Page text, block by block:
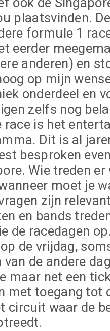
plaatsvinden.
formule 1
eerder
anderen) en
op mijn
onderdeel en
zelfs nog
race is het
Dit is al
besproken
Wie treden er
moet je
zijn
en bands
de racedagen
de vrijdag,
van de andere
maar net een
met toegang tot
circuit waar de